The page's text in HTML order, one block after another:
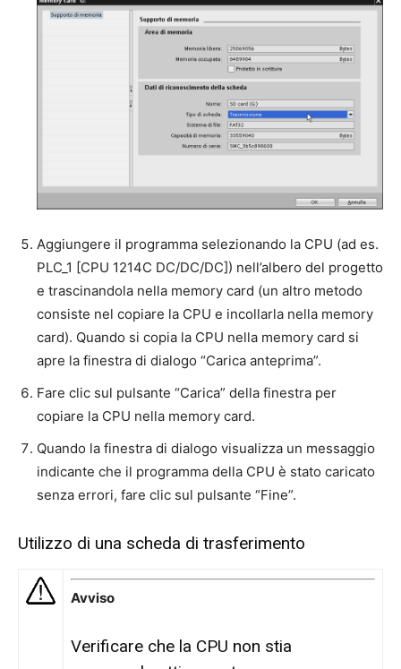
Aggiungere il programma selezionando la CPU (ad es.
PLC_1 [CPU 1214C DC/DC/DC]) nell’albero del progetto
e trascinandola nella memory card (un altro metodo
consiste nel copiare la CPU e incollarla nella memory
card). Quando si copia la CPU nella memory card si
apre la finestra di dialogo “Carica anteprima”.
Fare clic sul pulsante “Carica” della finestra per
copiare la CPU nella memory card.
Quando la finestra di dialogo visualizza un messaggio
indicante che il programma della CPU è stato caricato
senza errori, fare clic sul pulsante “Fine”.
Utilizzo di una scheda di trasferimento
Avviso
Verificare che la CPU non stia